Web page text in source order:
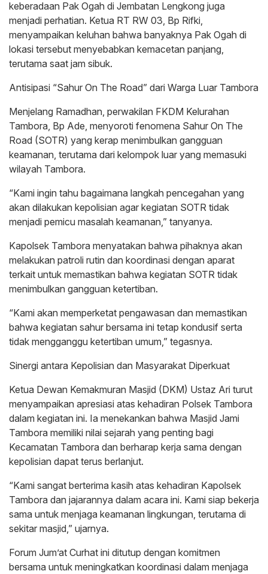
keberadaan Pak Ogah di Jembatan Lengkong juga
menjadi perhatian. Ketua RT RW 03, Bp Rifki,
menyampaikan keluhan bahwa banyaknya Pak Ogah di
lokasi tersebut menyebabkan kemacetan panjang,
terutama saat jam sibuk.
Antisipasi “Sahur On The Road” dari Warga Luar Tambora
Menjelang Ramadhan, perwakilan FKDM Kelurahan
Tambora, Bp Ade, menyoroti fenomena Sahur On The
Road (SOTR) yang kerap menimbulkan gangguan
keamanan, terutama dari kelompok luar yang memasuki
wilayah Tambora.
“Kami ingin tahu bagaimana langkah pencegahan yang
akan dilakukan kepolisian agar kegiatan SOTR tidak
menjadi pemicu masalah keamanan,” tanyanya.
Kapolsek Tambora menyatakan bahwa pihaknya akan
melakukan patroli rutin dan koordinasi dengan aparat
terkait untuk memastikan bahwa kegiatan SOTR tidak
menimbulkan gangguan ketertiban.
“Kami akan memperketat pengawasan dan memastikan
bahwa kegiatan sahur bersama ini tetap kondusif serta
tidak mengganggu ketertiban umum,” tegasnya.
Sinergi antara Kepolisian dan Masyarakat Diperkuat
Ketua Dewan Kemakmuran Masjid (DKM) Ustaz Ari turut
menyampaikan apresiasi atas kehadiran Polsek Tambora
dalam kegiatan ini. Ia menekankan bahwa Masjid Jami
Tambora memiliki nilai sejarah yang penting bagi
Kecamatan Tambora dan berharap kerja sama dengan
kepolisian dapat terus berlanjut.
“Kami sangat berterima kasih atas kehadiran Kapolsek
Tambora dan jajarannya dalam acara ini. Kami siap bekerja
sama untuk menjaga keamanan lingkungan, terutama di
sekitar masjid,” ujarnya.
Forum Jum’at Curhat ini ditutup dengan komitmen
bersama untuk meningkatkan koordinasi dalam menjaga